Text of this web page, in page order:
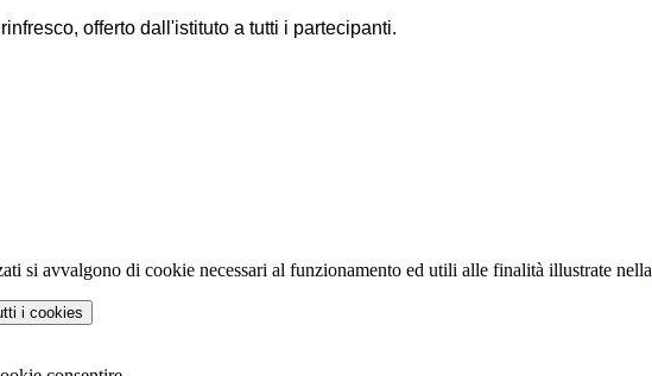
offerto dall'istituto a tutti i partecipanti.
si avvalgono di cookie necessari al funzionamento ed utili alle finalità illustrate nella
i cookies